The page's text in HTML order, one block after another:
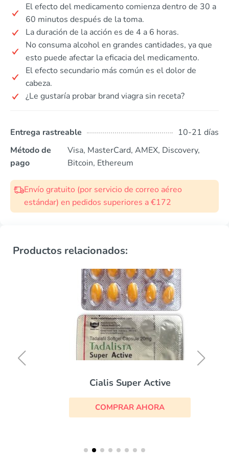
El efecto del medicamento comienza dentro de 30 a
60 minutos después de la toma.
La duración de la acción es de 4 a 6 horas.
No consuma alcohol en grandes cantidades, ya que
esto puede afectar la eficacia del medicamento.
El efecto secundario más común es el dolor de
cabeza.
¿Le gustaría probar brand viagra sin receta?
Entrega rastreable
10-21 días
Método de
pago
Visa, MasterCard, AMEX, Discovery,
Bitcoin, Ethereum
Envío gratuito (por servicio de correo aéreo
estándar) en pedidos superiores a €172
Productos relacionados:
Cialis Super Active
COMPRAR AHORA